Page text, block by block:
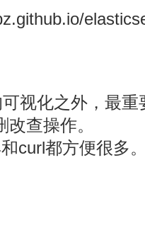
视化之外，最
查操作。
curl都方便很多